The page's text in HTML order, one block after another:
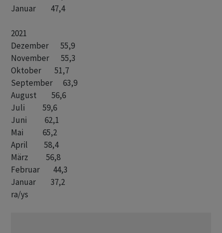
Januar          47,4
2021
Dezember        55,9
November        55,3
Oktober         51,7
September       63,9
August          56,6
Juli            59,6
Juni            62,1
Mai             65,2
April           58,4
März            56,8
Februar         44,3
ra/ys